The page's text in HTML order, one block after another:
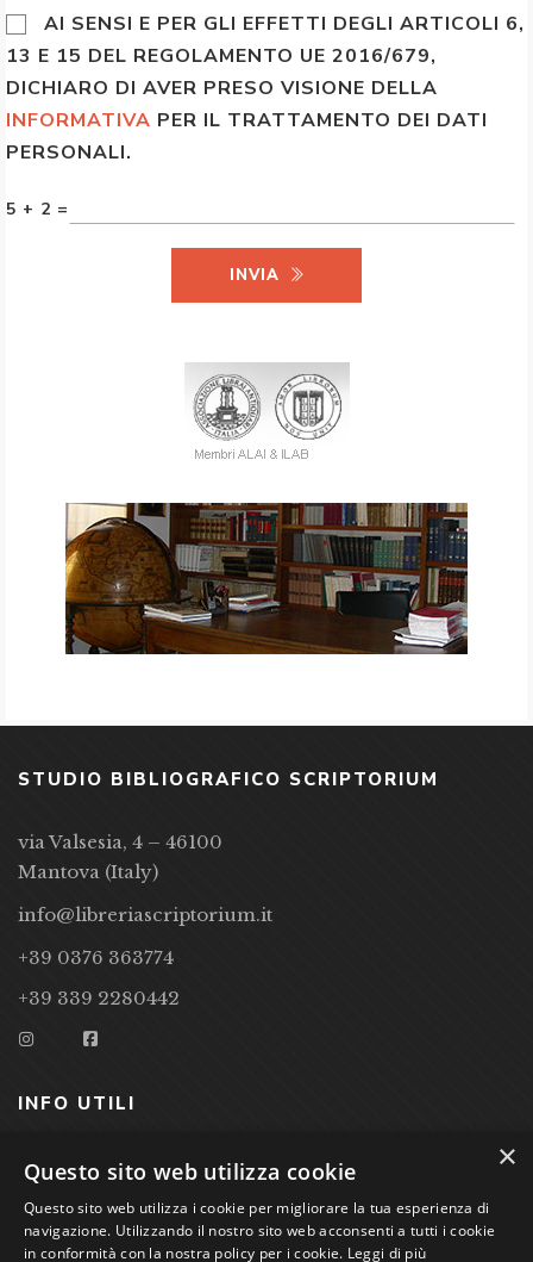
AI SENSI E PER GLI EFFETTI DEGLI ARTICOLI 6,
13 E 15 DEL REGOLAMENTO UE 2016/679,
DICHIARO DI AVER PRESO VISIONE DELLA
INFORMATIVA PER IL TRATTAMENTO DEI DATI
PERSONALI.
5 + 2 =
INVIA
STUDIO BIBLIOGRAFICO SCRIPTORIUM
via Valsesia, 4 – 46100
Mantova (Italy)
info@libreriascriptorium.it
+39 0376 363774
+39 339 2280442
INFO UTILI
CONDIZIONI DI VENDITA
PRIVACY POLICY
COOKIE POLICY
×
Questo sito web utilizza cookie
Questo sito web utilizza i cookie per migliorare la tua esperienza di
navigazione. Utilizzando il nostro sito web acconsenti a tutti i cookie
in conformità con la nostra policy per i cookie. Leggi di più